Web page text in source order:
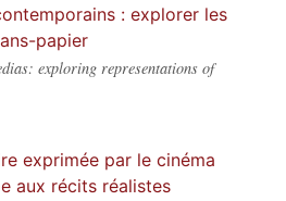
: explorer les
papier
exploring representations of
exprimée par le cinéma
aux récits réalistes